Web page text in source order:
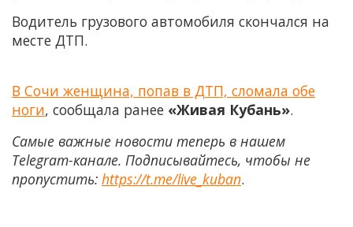
Водитель грузового автомобиля скончался на
месте ДТП.
В Сочи женщина, попав в ДТП, сломала обе
ноги, сообщала ранее «Живая Кубань».
Самые важные новости теперь в нашем
Telegram-канале. Подписывайтесь, чтобы не
пропустить: https://t.me/live_kuban.